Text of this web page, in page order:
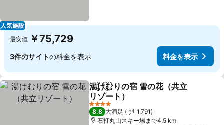
人気施設
最安値 ￥75,729
3件のサイトの料金を表示 料金を表示
シェアお気に入りに追加
湯けむりの宿 雪の花（共立
リゾート）
4 ホテルのランク
8.8 大満足
1,791
石打丸山スキー場まで4.5 km